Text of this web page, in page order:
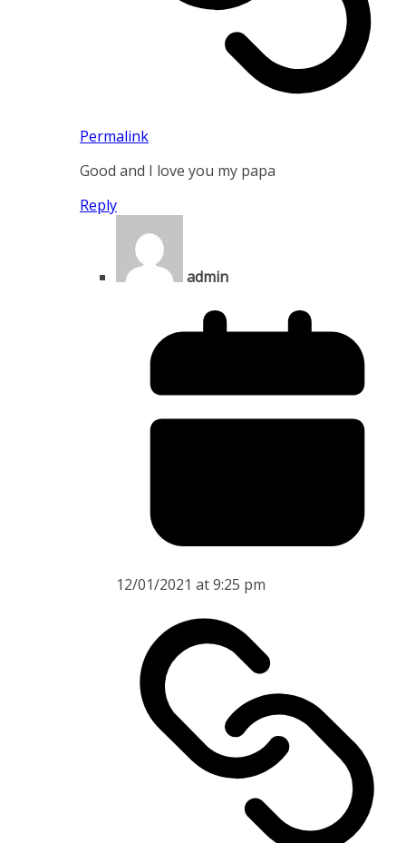
Permalink
Good and I love you my papa
Reply
admin
12/01/2021 at 9:25 pm